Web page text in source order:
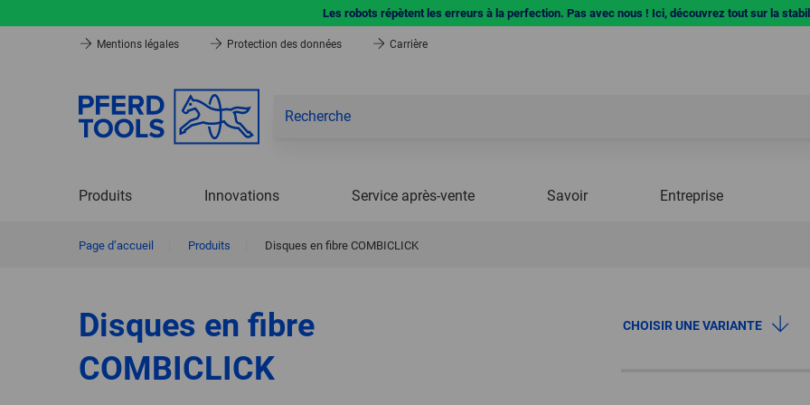
Les robots répètent les erreurs à la perfection. Pas avec nous ! Ici, découvrez tout sur la
Mentions légales Protection des données Carrière
Produits Innovations Service après-vente Savoir Entreprise
Page d’accueil Produits Disques en fibre COMBICLICK
Disques en fibre
COMBICLICK
CHOISIR UNE VARIANTE